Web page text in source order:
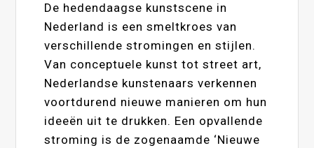
De hedendaagse kunstscene in
Nederland is een smeltkroes van
verschillende stromingen en stijlen.
Van conceptuele kunst tot street art,
Nederlandse kunstenaars verkennen
voortdurend nieuwe manieren om hun
ideeën uit te drukken. Een opvallende
stroming is de zogenaamde ‘Nieuwe